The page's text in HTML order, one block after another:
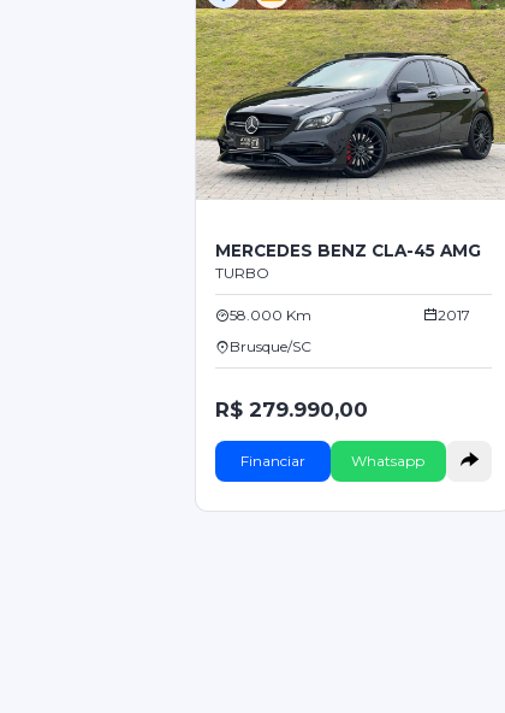
MERCEDES BENZ CLA-45 AMG
TURBO
58.000 Km
2017
Brusque/SC
R$ 279.990,00
Financiar Whatsapp